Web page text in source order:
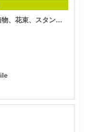
ギフトにぴったりな胡蝶蘭、観葉植物、花束、スタンド花の通販サイト【HitoHana】